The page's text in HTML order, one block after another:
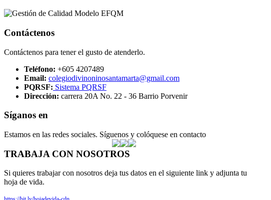
Contáctenos
Contáctenos para tener el gusto de atenderlo.
Teléfono: +605 4207489
Email: colegiodivinoninosantamarta@gmail.com
PQRSF: Sistema PQRSF
Dirección: carrera 20A No. 22 - 36 Barrio Porvenir
Síganos en
Estamos en las redes sociales. Síguenos y colóquese en contacto
TRABAJA CON NOSOTROS
Si quieres trabajar con nosotros deja tus datos en el siguiente link y adjunta tu
hoja de vida.